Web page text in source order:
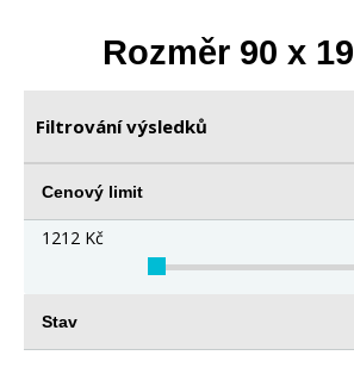
Rozměr 90 x
Filtrování výsledků
Cenový limit
1212 Kč
Stav